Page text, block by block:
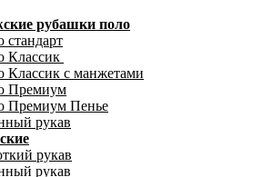
рубашки поло
стандарт
Классик
Классик с манжетами
Премиум
Премиум Пенье
рукав
рукав
рукав